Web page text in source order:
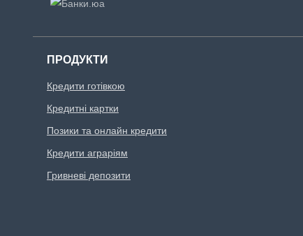
ПРОДУКТИ
Кредити готівкою
Кредитні картки
Позики та онлайн кредити
Кредити аграріям
Гривневі депозити